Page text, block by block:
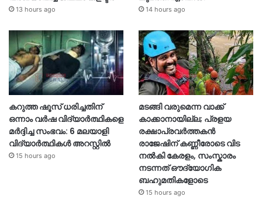
13 hours ago 14 hours ago
കറുത്ത ഷൂസ് ധരിച്ചതിന്
ഒന്നാം വർഷ വിദ്യാർത്ഥികളെ
മർദ്ദിച്ച സംഭവം: 6 മലയാളി
വിദ്യാർത്ഥികൾ അറസ്റ്റിൽ
15 hours ago
മടങ്ങി വരുമെന്ന വാക്ക്
കാക്കാനായില്ല; പ്രളയ
രക്ഷാപ്രവർത്തകൻ
രാജേഷിന് കണ്ണീരോടെ വിട
നൽകി കേരളം, സംസ്കാരം
നടന്നത് ഔദ്യോ​ഗിക
ബഹുമതികളോടെ
15 hours ago